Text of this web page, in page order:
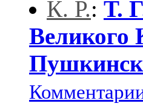
К. Р.: Т.
Великого